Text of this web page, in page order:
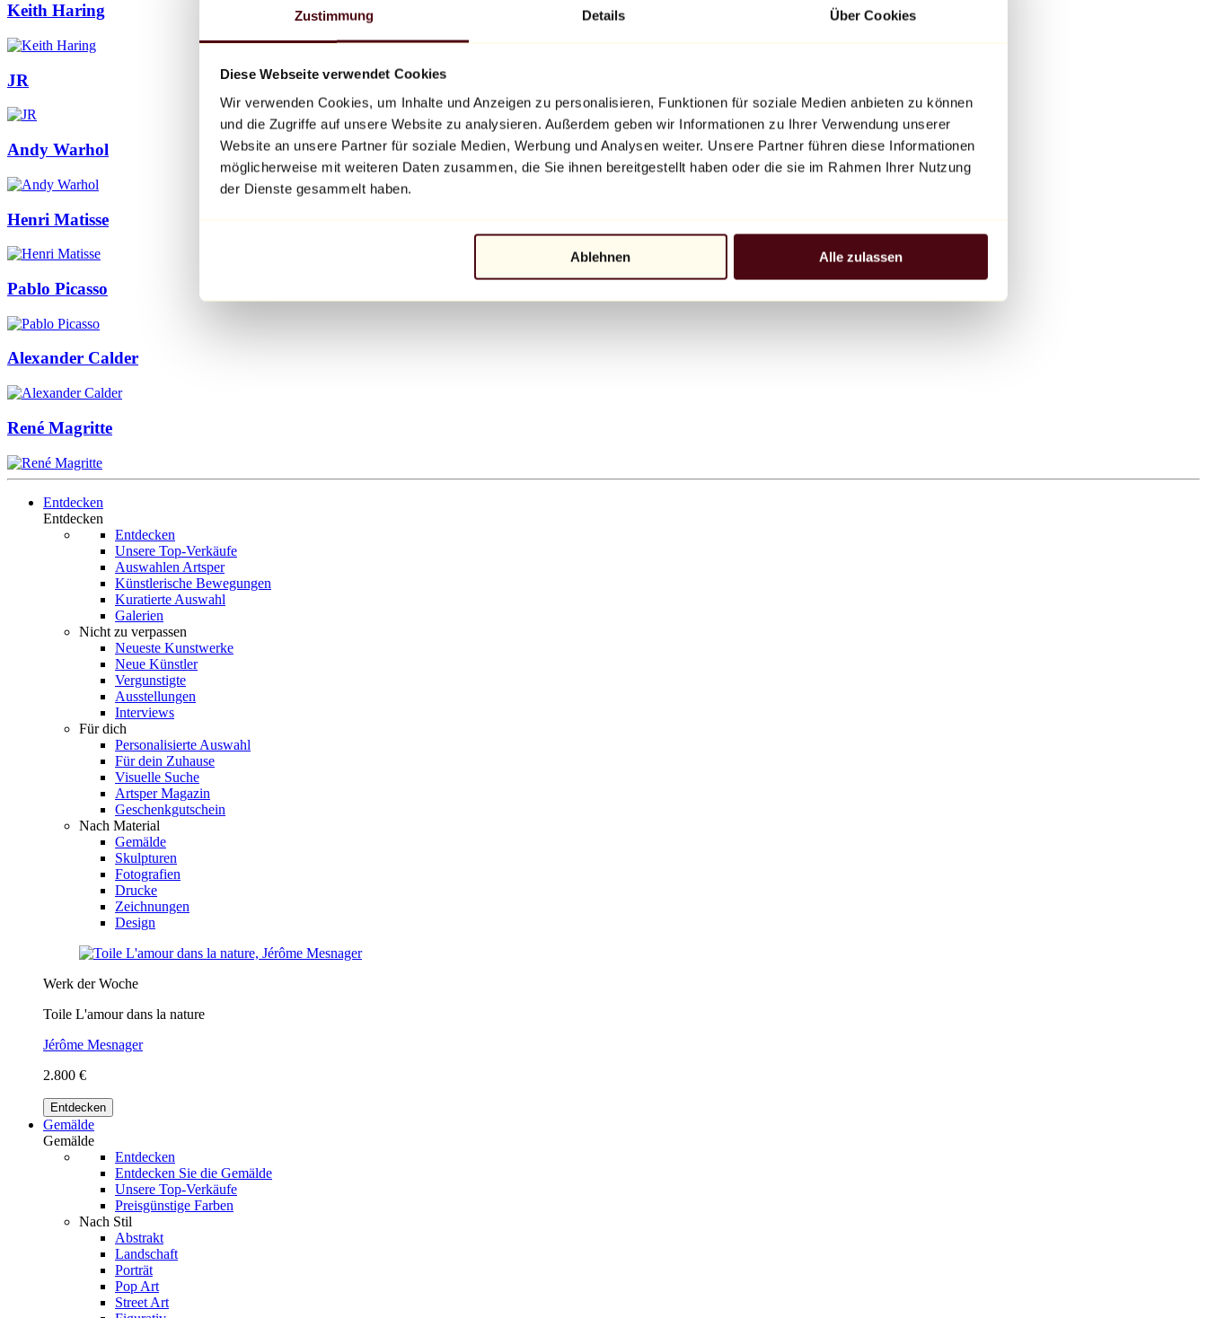
Zustimmung Details Über Cookies
Diese Webseite verwendet Cookies
Wir verwenden Cookies, um Inhalte und Anzeigen zu personalisieren, Funktionen für soziale Medien anbieten zu können
und die Zugriffe auf unsere Website zu analysieren. Außerdem geben wir Informationen zu Ihrer Verwendung unserer
Website an unsere Partner für soziale Medien, Werbung und Analysen weiter. Unsere Partner führen diese Informationen
möglicherweise mit weiteren Daten zusammen, die Sie ihnen bereitgestellt haben oder die sie im Rahmen Ihrer Nutzung
der Dienste gesammelt haben.
Ablehnen Alle zulassen
Keith Haring
JR
Andy Warhol
Henri Matisse
Pablo Picasso
Alexander Calder
René Magritte
Entdecken
Entdecken
Entdecken
Unsere Top-Verkäufe
Auswahlen Artsper
Künstlerische Bewegungen
Kuratierte Auswahl
Galerien
Nicht zu verpassen
Neueste Kunstwerke
Neue Künstler
Vergunstigte
Ausstellungen
Interviews
Für dich
Personalisierte Auswahl
Für dein Zuhause
Visuelle Suche
Artsper Magazin
Geschenkgutschein
Nach Material
Gemälde
Skulpturen
Fotografien
Drucke
Zeichnungen
Design
Werk der Woche
Toile L'amour dans la nature
Jérôme Mesnager
2.800 €
Entdecken
Gemälde
Gemälde
Entdecken
Entdecken Sie die Gemälde
Unsere Top-Verkäufe
Preisgünstige Farben
Nach Stil
Abstrakt
Landschaft
Porträt
Pop Art
Street Art